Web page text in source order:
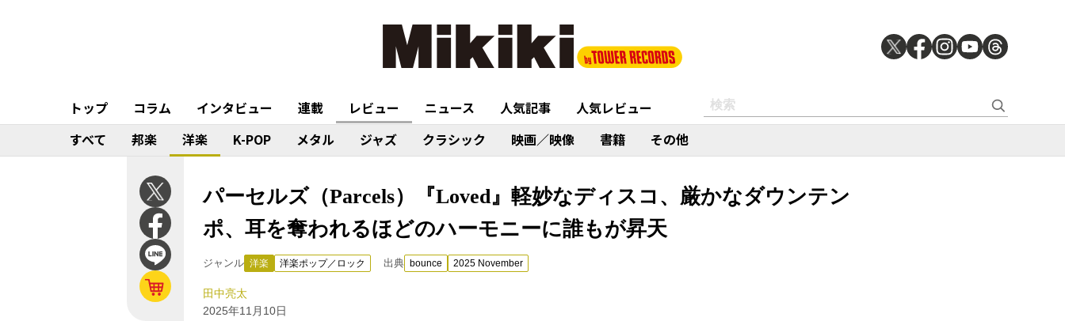
トップ コラム インタビュー 連載 レビュー ニュース 人気記事
人気レビュー
すべて
邦楽 洋楽 K-POP メタル ジャズ クラシック 映画／映像 書籍 その他
パーセルズ（Parcels）『Loved』軽妙なディスコ、厳かなダウンテン
ポ、耳を奪われるほどのハーモニーに誰もが昇天
ジャンル 洋楽 洋楽ポップ／ロック 出典 bounce 2025 November
田中亮太
2025年11月10日